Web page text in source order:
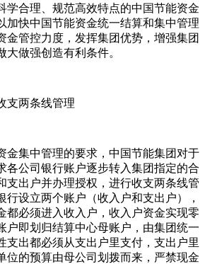
学合理、规范高效特点的中国节能资金
加快中国节能资金统一结算和集中管理
金管控力度，发挥集团优势，增强集团
做强创造有利条件。
支两条线管理
金集中管理的要求，中国节能集团对于
各公司银行账户逐步转入集团指定的合
支出户并办理授权，进行收支两条线管
行设立两个账户（收入户和支出户），
都必须进入收入户，收入户资金实现零
户即划归结算中心母账户，由集团统一
支出都必须从支出户里支付，支出户里
位的预算由母公司划拨而来，严禁现金